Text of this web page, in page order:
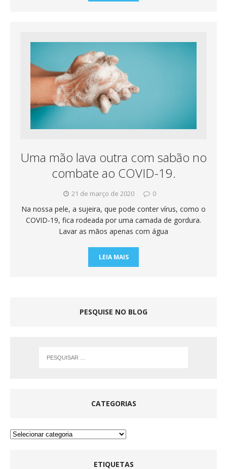
Uma mão lava outra com sabão no
combate ao COVID-19.
21 de março de 2020 0
Na nossa pele, a sujeira, que pode conter vírus, como o
COVID-19, fica rodeada por uma camada de gordura.
Lavar as mãos apenas com água
LEIA MAIS
PESQUISE NO BLOG
CATEGORIAS
ETIQUETAS